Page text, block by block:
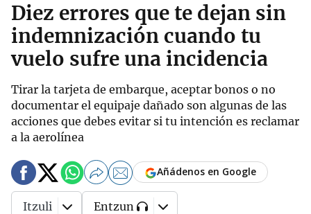
Diez errores que te dejan sin
indemnización cuando tu
vuelo sufre una incidencia
Tirar la tarjeta de embarque, aceptar bonos o no
documentar el equipaje dañado son algunas de las
acciones que debes evitar si tu intención es reclamar
a la aerolínea
Añádenos en Google
Itzuli Entzun